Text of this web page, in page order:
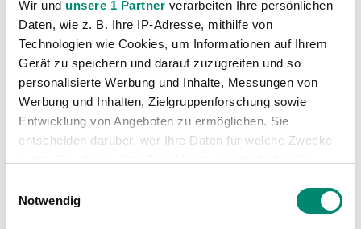
Wir und unsere 1 Partner verarbeiten Ihre persönlichen
Daten, wie z. B. Ihre IP-Adresse, mithilfe von
Technologien wie Cookies, um Informationen auf Ihrem
Gerät zu speichern und darauf zuzugreifen und so
personalisierte Werbung und Inhalte, Messungen von
Werbung und Inhalten, Zielgruppenforschung sowie
Entwicklung von Angeboten zu ermöglichen. Sie
entscheiden darüber, wer Ihre Daten für welche Zwecke
Trigger Symbol ändern oder widerrufen
Notwendig
Allgemeine News
Damen
Junge Wikinger Ried
Nachwuchs
Profis